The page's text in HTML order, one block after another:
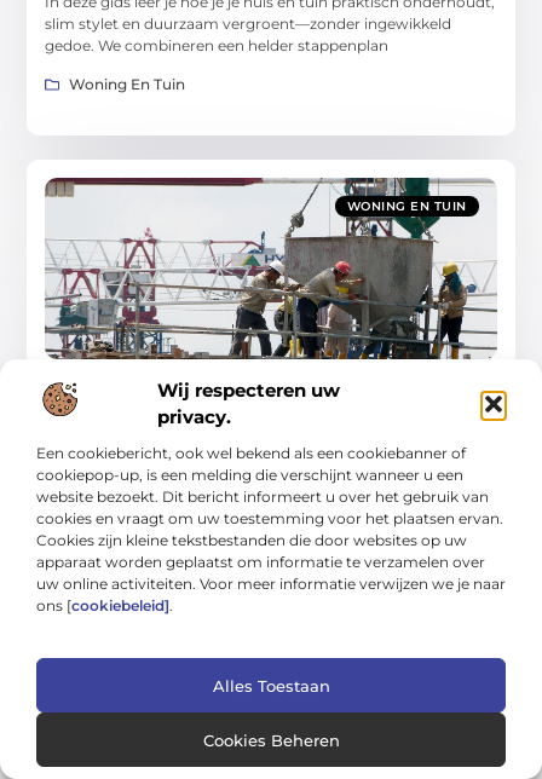
Wij respecteren uw
privacy.
Een cookiebericht, ook wel bekend als een cookiebanner of
cookiepop-up, is een melding die verschijnt wanneer u een
website bezoekt. Dit bericht informeert u over het gebruik van
cookies en vraagt om uw toestemming voor het plaatsen ervan.
Cookies zijn kleine tekstbestanden die door websites op uw
apparaat worden geplaatst om informatie te verzamelen over
uw online activiteiten. Voor meer informatie verwijzen we je naar
ons [cookiebeleid].
Alles Toestaan
Cookies Beheren
slim stylet en duurzaam vergroent—zonder ingewikkeld
gedoe. We combineren een helder stappenplan
Woning En Tuin
WONING EN TUIN
comfortabel wonen
In deze gids leer je hoe je stap voor stap een huis en tuin
creëert die schoon, veilig en comfortabel aanvoelen—zonder
te vervallen in snelle
Woning En Tuin